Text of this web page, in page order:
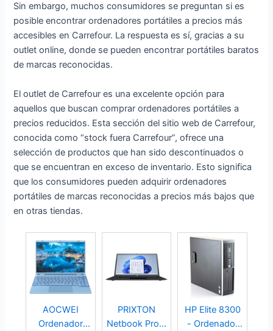
Sin embargo, muchos consumidores se preguntan si es
posible encontrar ordenadores portátiles a precios más
accesibles en Carrefour. La respuesta es sí, gracias a su
outlet online, donde se pueden encontrar portátiles baratos
de marcas reconocidas.
El outlet de Carrefour es una excelente opción para
aquellos que buscan comprar ordenadores portátiles a
precios reducidos. Esta sección del sitio web de Carrefour,
conocida como “stock fuera Carrefour”, ofrece una
selección de productos que han sido descontinuados o
que se encuentran en exceso de inventario. Esto significa
que los consumidores pueden adquirir ordenadores
portátiles de marcas reconocidas a precios más bajos que
en otras tiendas.
AOCWEI
Ordenador
PRIXTON
Netbook Pro -
HP Elite 8300
- Ordenador